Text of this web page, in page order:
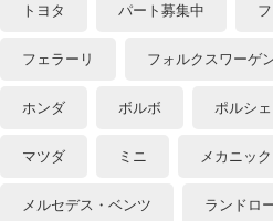
トヨタ パート募集中
フェラーリ フォルクスワーゲ
ホンダ ボルボ ポルシェ
マツダ ミニ メカニック
メルセデス・ベンツ ランドロ